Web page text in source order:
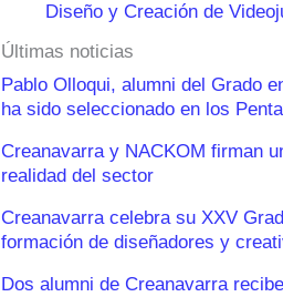
Diseño y Creación de
Últimas noticias
Pablo Olloqui, alumni del Grado
ha sido seleccionado en los
Creanavarra y NACKOM firman
realidad del sector
Creanavarra celebra su XXV
formación de diseñadores y
Dos alumni de Creanavarra